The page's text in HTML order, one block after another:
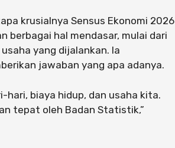
krusialnya Sensus Ekonomi 2026
berbagai hal mendasar, mulai dari
yang dijalankan. Ia
jawaban yang apa adanya.
biaya hidup, dan usaha kita.
tepat oleh Badan Statistik,”